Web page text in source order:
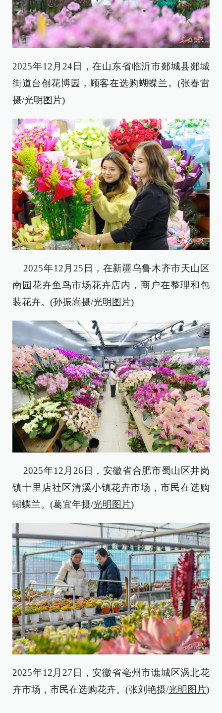
2025年12月24日，在山东省临沂市郯城县郯城
街道台创花博园，顾客在选购蝴蝶兰。(张春雷
摄/光明图片)
2025年12月25日，在新疆乌鲁木齐市天山区
南园花卉鱼鸟市场花卉店内，商户在整理和包
装花卉。(孙振嵩摄/光明图片)
2025年12月26日，安徽省合肥市蜀山区井岗
镇十里店社区清溪小镇花卉市场，市民在选购
蝴蝶兰。(葛宜年摄/光明图片)
2025年12月27日，安徽省亳州市谯城区涡北花
卉市场，市民在选购花卉。(张刘艳摄/光明图片)